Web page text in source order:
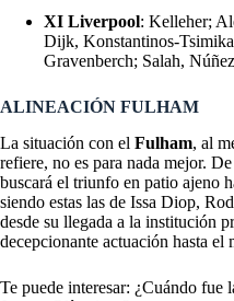
XI Liverpool: Kelleher;
Dijk, Konstantinos-
Gravenberch; Salah,
ALINEACIÓN FULHAM
La situación con el Fulham, al
refiere, no es para nada mejor.
buscará el triunfo en patio ajeno
siendo estas las de Issa Diop,
desde su llegada a la institución
decepcionante actuación hasta el
Te puede interesar: ¿Cuándo